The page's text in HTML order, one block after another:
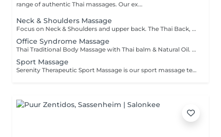
range of authentic Thai massages. Our ex...
Neck & Shoulders Massage
Focus on Neck & Shoulders and upper back. The Thai Back, Head and Shoulder Massage is a specific therapy focusing on the specific areas rather than the entire body. The massage helps to relieve tension in your muscles, improve circulation and reduce stress. This therapy is especially recommended for you if you work sitting down or at a desk all day. The focus on your back, head and shoulders helps you to relax and assists in the reduction of stress hormones in the muscles which can reduce the occurrence of tension related headaches.
Office Syndrome Massage
Thai Traditional Body Massage with Thai balm & Natural Oil. This Massage uses techniques that focus on tension areas such as the back, neck and shoulders. Working at a desk or computer all day helps to create such problems. A Thai balm is used to relieve sore and tired muscles and creates a better blood circulation throughou
Sport Massage
Serenity Therapeutic Sport Massage is our sport massage technique that focuses on treating soft tissue, aches, pain and injuries that are associated with recreational activities. Massage can reduce muscle stiffness and improve relaxation by reducing heart rate and blood pressure